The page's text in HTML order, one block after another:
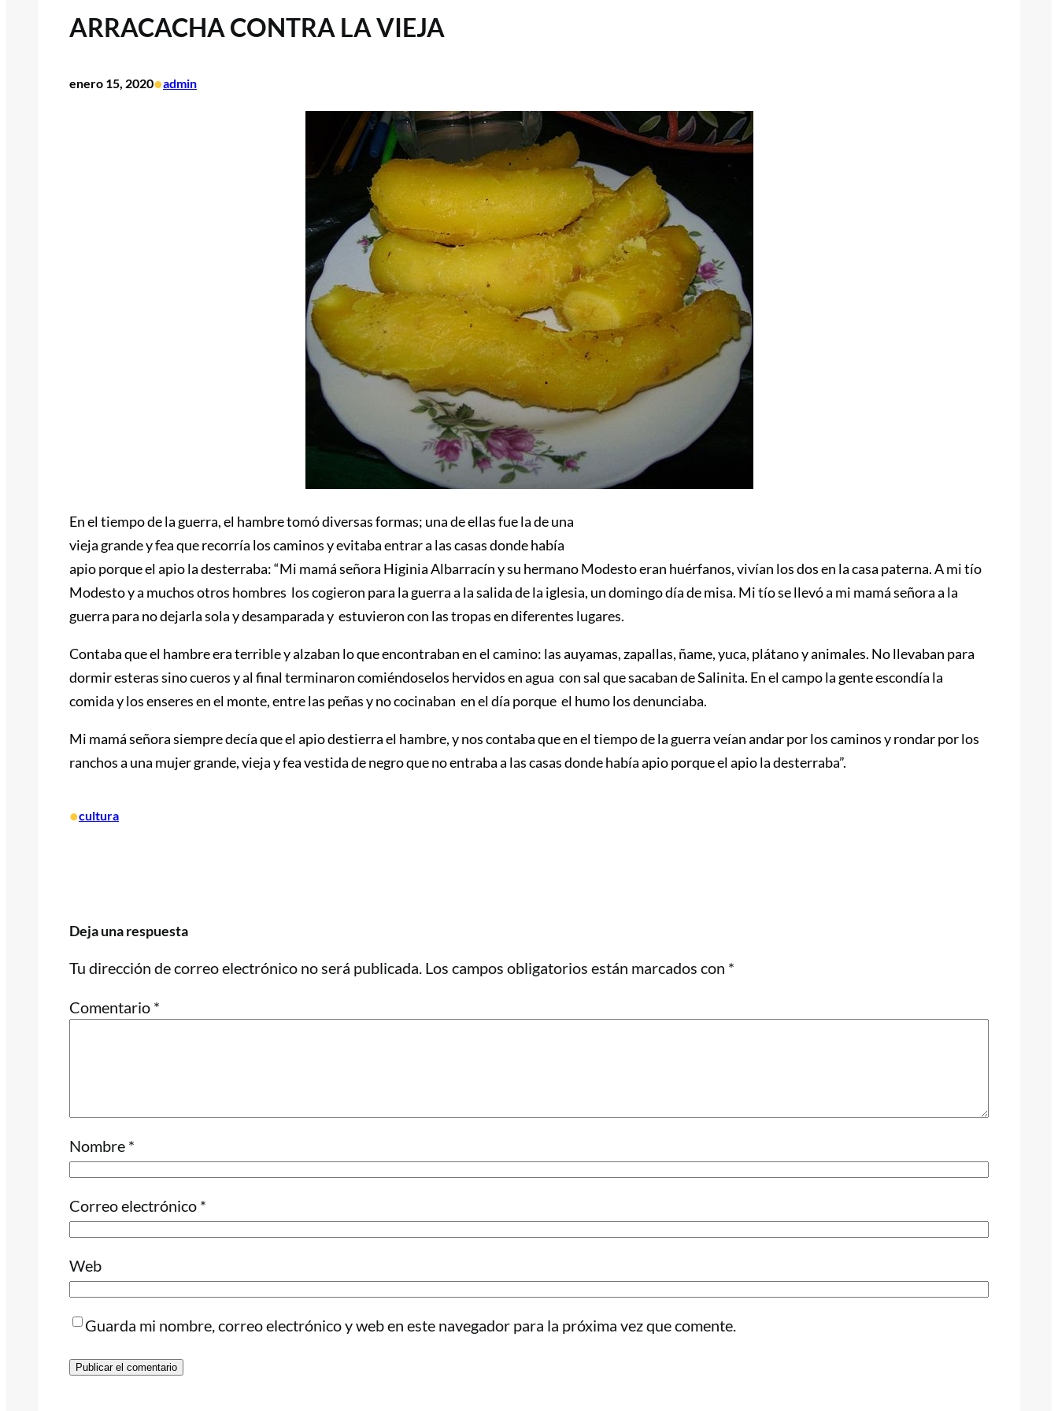
ARRACACHA CONTRA LA VIEJA
enero 15, 2020•admin
En el tiempo de la guerra, el hambre tomó diversas formas; una de ellas fue la de una
vieja grande y fea que recorría los caminos y evitaba entrar a las casas donde había
apio porque el apio la desterraba: “Mi mamá señora Higinia Albarracín y su hermano Modesto eran huérfanos, vivían los dos en la casa paterna. A mi tío
Modesto y a muchos otros hombres los cogieron para la guerra a la salida de la iglesia, un domingo día de misa. Mi tío se llevó a mi mamá señora a la
guerra para no dejarla sola y desamparada y estuvieron con las tropas en diferentes lugares.
Contaba que el hambre era terrible y alzaban lo que encontraban en el camino: las auyamas, zapallas, ñame, yuca, plátano y animales. No llevaban para
dormir esteras sino cueros y al final terminaron comiéndoselos hervidos en agua con sal que sacaban de Salinita. En el campo la gente escondía la
comida y los enseres en el monte, entre las peñas y no cocinaban en el día porque el humo los denunciaba.
Mi mamá señora siempre decía que el apio destierra el hambre, y nos contaba que en el tiempo de la guerra veían andar por los caminos y rondar por los
ranchos a una mujer grande, vieja y fea vestida de negro que no entraba a las casas donde había apio porque el apio la desterraba”.
•cultura
Deja una respuesta
Tu dirección de correo electrónico no será publicada. Los campos obligatorios están marcados con *
Comentario *
Nombre *
Correo electrónico *
Web
Guarda mi nombre, correo electrónico y web en este navegador para la próxima vez que comente.